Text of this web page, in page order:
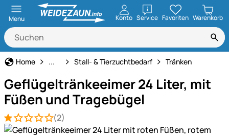
Menu Konto ServiceöffnenFavoriten Warenkorb
Home Haus und Hof
... Stall- & Tierzuchtbedarf Tränken
Geflügeltränkeeimer 24 Liter, mit
Füßen und Tragebügel
Bewertung: 1 von 5 (2 Bewertungen)
2 Bewertungen
(2)
Produktgalerie